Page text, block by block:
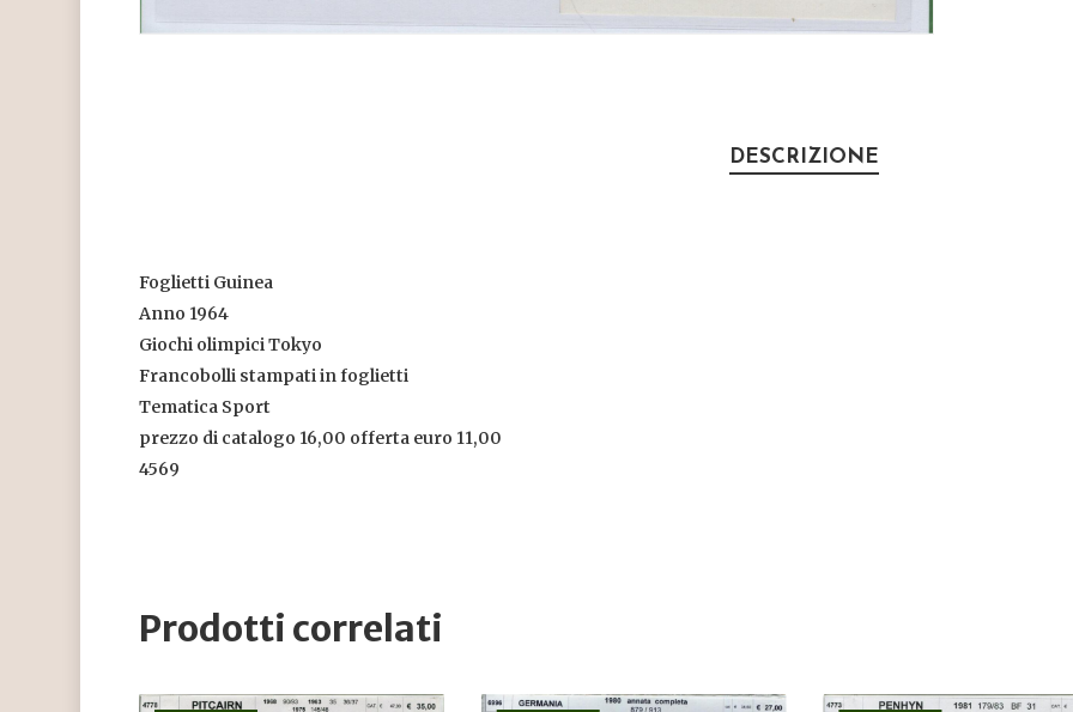
DESCRIZIONE
Foglietti Guinea
Anno 1964
Giochi olimpici Tokyo
Francobolli stampati in foglietti
Tematica Sport
prezzo di catalogo 16,00 offerta euro 11,00
4569
Prodotti correlati